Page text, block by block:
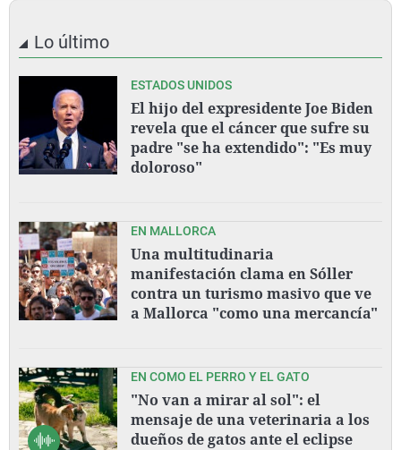
Lo último
ESTADOS UNIDOS
El hijo del expresidente Joe Biden
revela que el cáncer que sufre su
padre "se ha extendido": "Es muy
doloroso"
EN MALLORCA
Una multitudinaria
manifestación clama en Sóller
contra un turismo masivo que ve
a Mallorca "como una mercancía"
EN COMO EL PERRO Y EL GATO
"No van a mirar al sol": el
mensaje de una veterinaria a los
dueños de gatos ante el eclipse